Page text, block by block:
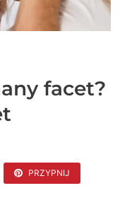
facet?
PRZYPNIJ